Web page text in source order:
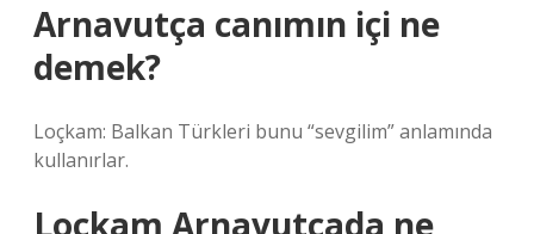
Arnavutça canımın içi ne
demek?
Loçkam: Balkan Türkleri bunu “sevgilim” anlamında
kullanırlar.
Loçkam Arnavutçada ne